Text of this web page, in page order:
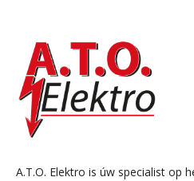
A.T.O. Elektro is úw specialist op